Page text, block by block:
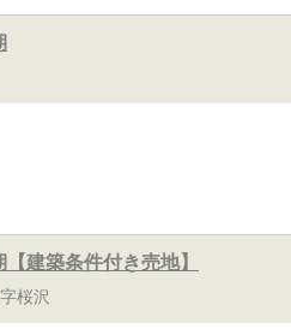
建築条件付き売地】
桜沢